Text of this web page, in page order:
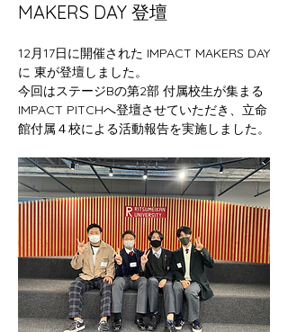
MAKERS DAY 登壇
12月17日に開催された IMPACT MAKERS DAY
に 東が登壇しました。
今回はステージBの第2部 付属校生が集まる
IMPACT PITCHへ登壇させていただき、立命
館付属４校による活動報告を実施しました。